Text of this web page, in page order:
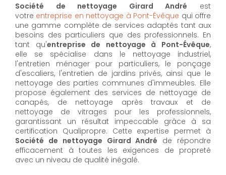
Société de nettoyage Girard André est
votre entreprise en nettoyage à Pont-Évêque qui offre
une gamme complète de services adaptés tant aux
besoins des particuliers que des professionnels. En
tant qu'entreprise de nettoyage à Pont-Évêque,
elle se spécialise dans le nettoyage industriel,
l'entretien ménager pour particuliers, le ponçage
d'escaliers, l'entretien de jardins privés, ainsi que le
nettoyage des parties communes d'immeubles. Elle
propose également des services de nettoyage de
canapés, de nettoyage après travaux et de
nettoyage de vitrages pour les professionnels,
garantissant un résultat impeccable grâce à sa
certification Qualipropre. Cette expertise permet à
Société de nettoyage Girard André de répondre
efficacement à toutes les exigences de propreté
avec un niveau de qualité inégalé.